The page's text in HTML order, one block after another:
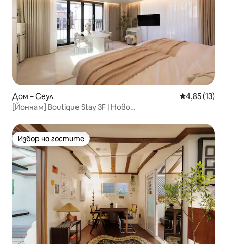
Дом – Сеул Средна
4,85 (13)
[Йоннам] Boutique Stay 3F | Ново
size·Тераса·Асансьор•Безплатно съхранение на
багаж
Избор на гостите
Избор на гостите